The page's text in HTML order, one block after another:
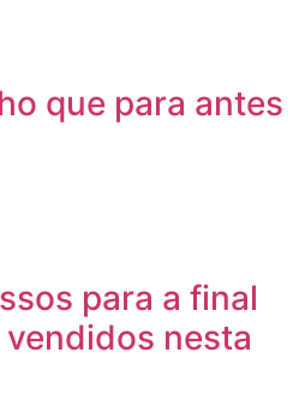
que para antes
para a final
nesta